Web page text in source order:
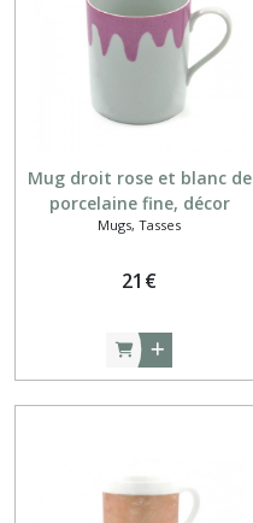
Mug droit rose et blanc de
porcelaine fine, décor
vagues porcelaine peints
Mugs, Tasses
21 €
Déjeuners
(43)
ronds